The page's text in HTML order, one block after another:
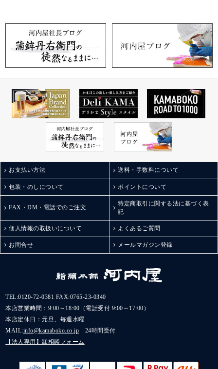
お支払い方法 送料・手数料について
包装・のしについて ポイントについて
FAX・DM・電話でのご注文
特定商取引に関する法に基づく表
記
個人情報の取扱いについて よくあるご質問
お問合せ メールマガジン登録
TEL:0120-72-0381
FAX:0765-23-0340
本店営業時間：9:00～18:00（電話受付 9:00～17:00）
本店定休日：元旦、毎週水曜
MAIL:info@kamaboko.co.jp 24時間受付
【法人専用】卸相談フォーム